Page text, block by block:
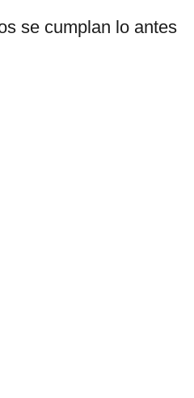
se cumplan lo antes